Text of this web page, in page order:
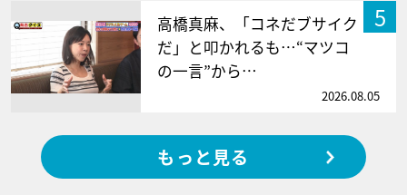
5
高橋真麻、「コネだブサイク
だ」と叩かれるも…“マツコ
の一言”から…
2026.08.05
もっと見る